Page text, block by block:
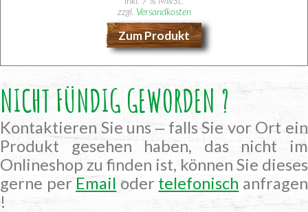
zzgl. Versandkosten
Zum Produkt
NICHT FÜNDIG GEWORDEN ?
Kontaktieren Sie uns ‒ falls Sie vor Ort ein
Produkt gesehen haben, das nicht im
Onlineshop zu finden ist, können Sie dieses
gerne perEmailoder telefonisch anfragen
!